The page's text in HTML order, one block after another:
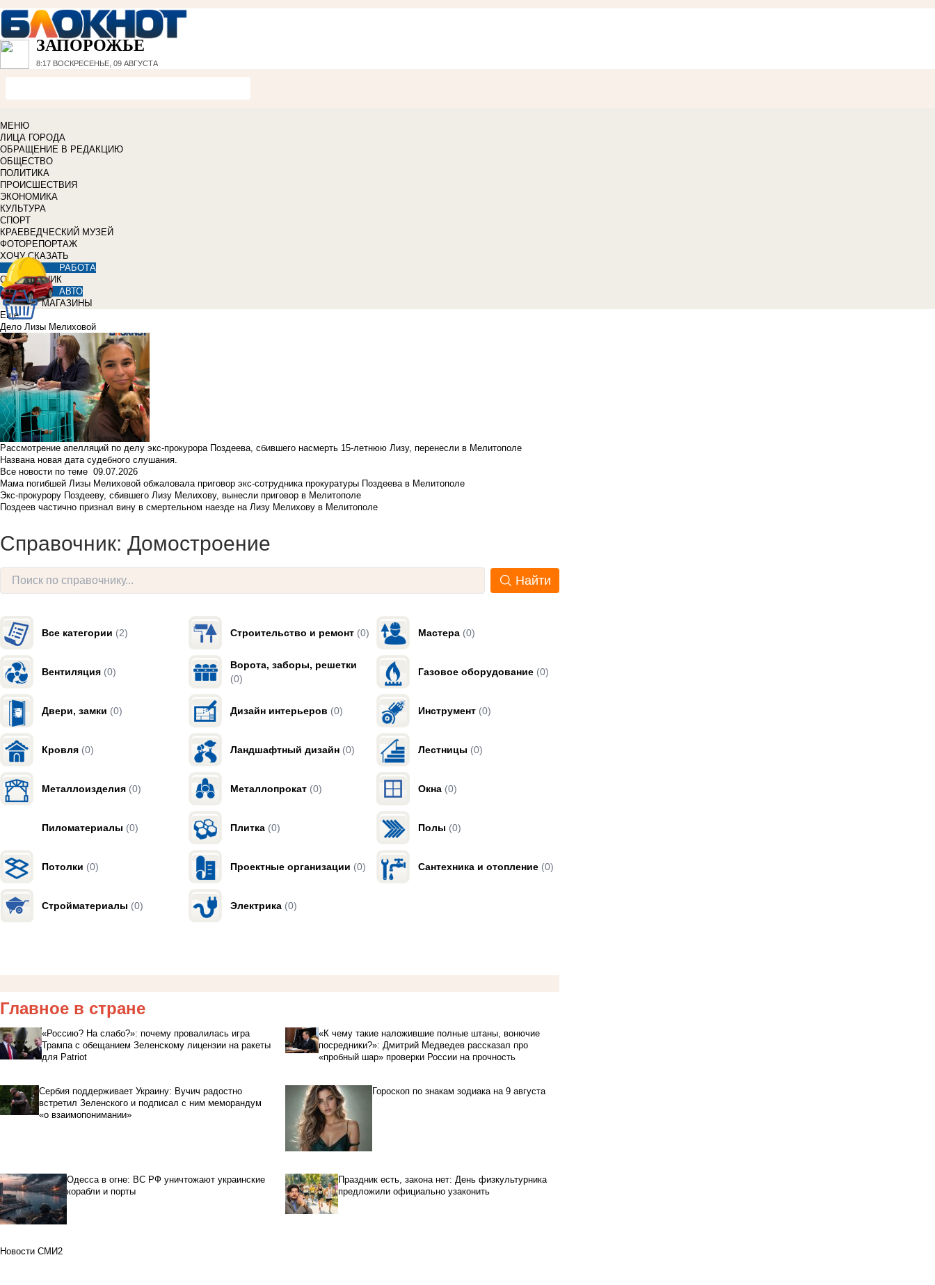
ЗАПОРОЖЬЕ
8:17 ВОСКРЕСЕНЬЕ, 09 АВГУСТА
МЕНЮ
ЛИЦА ГОРОДА
ОБРАЩЕНИЕ В РЕДАКЦИЮ
ОБЩЕСТВО
ПОЛИТИКА
ПРОИСШЕСТВИЯ
ЭКОНОМИКА
КУЛЬТУРА
СПОРТ
КРАЕВЕДЧЕСКИЙ МУЗЕЙ
ФОТОРЕПОРТАЖ
ХОЧУ СКАЗАТЬ
РАБОТА
СПРАВОЧНИК
АВТО
МАГАЗИНЫ
Еще
Дело Лизы Мелиховой
Рассмотрение апелляций по делу экс-прокурора Поздеева, сбившего насмерть 15-летнюю Лизу, перенесли в Мелитополе
Названа новая дата судебного слушания.
Все новости по теме 09.07.2026
Мама погибшей Лизы Мелиховой обжаловала приговор экс-сотрудника прокуратуры Поздеева в Мелитополе
Экс-прокурору Поздееву, сбившего Лизу Мелихову, вынесли приговор в Мелитополе
Поздеев частично признал вину в смертельном наезде на Лизу Мелихову в Мелитополе
Справочник: Домостроение
Найти
Все категории (2) Строительство и ремонт (0) Мастера (0)
Вентиляция (0)
Ворота, заборы, решетки
(0)
Газовое оборудование (0)
Двери, замки (0) Дизайн интерьеров (0) Инструмент (0)
Кровля (0) Ландшафтный дизайн (0) Лестницы (0)
Металлоизделия (0) Металлопрокат (0) Окна (0)
Пиломатериалы (0) Плитка (0) Полы (0)
Потолки (0) Проектные организации (0) Сантехника и отопление (0)
Стройматериалы (0) Электрика (0)
Главное в стране
«Россию? На слабо?»: почему провалилась игра
Трампа с обещанием Зеленскому лицензии на ракеты
для Patriot
«К чему такие наложившие полные штаны, вонючие
посредники?»: Дмитрий Медведев рассказал про
«пробный шар» проверки России на прочность
Сербия поддерживает Украину: Вучич радостно
встретил Зеленского и подписал с ним меморандум
«о взаимопонимании»
Гороскоп по знакам зодиака на 9 августа
Одесса в огне: ВС РФ уничтожают украинские
корабли и порты
Праздник есть, закона нет: День физкультурника
предложили официально узаконить
Новости СМИ2